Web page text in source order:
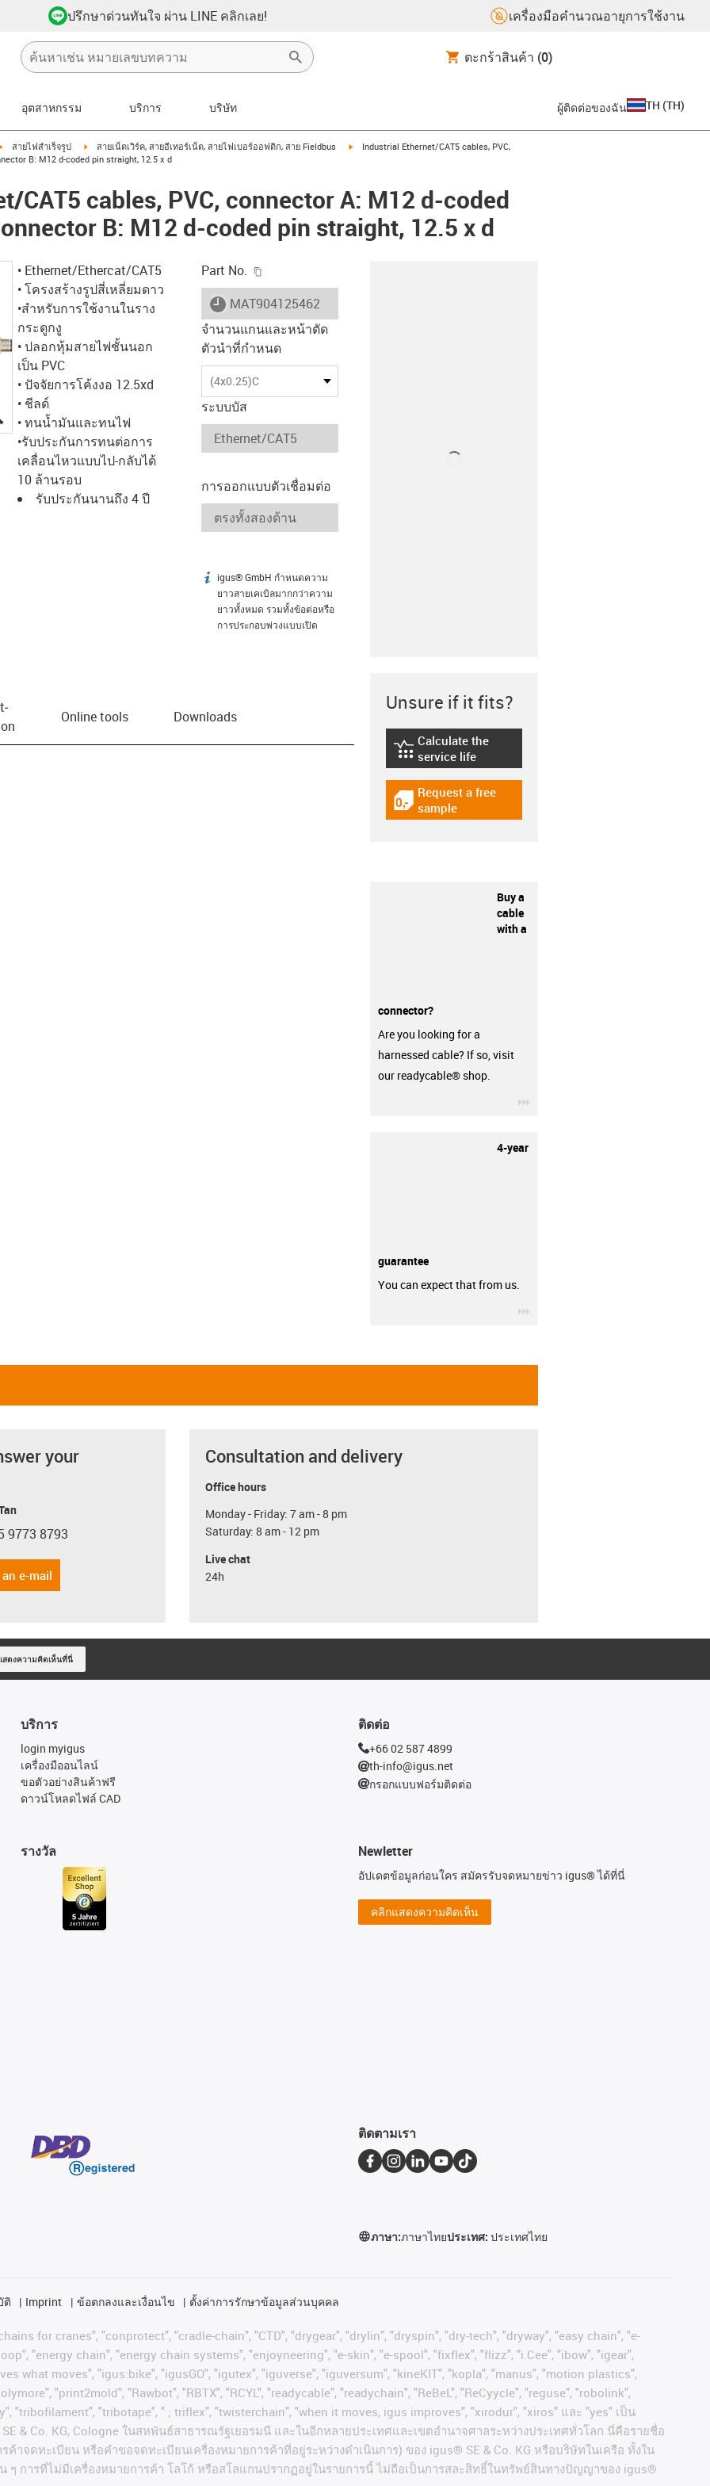
ปรึกษาด่วนทันใจ ผ่าน LINE คลิกเลย! เครื่องมือคำนวณอายุการใช้งาน
ตะกร้าสินค้า (0)
อุตสาหกรรม บริการ บริษัท ผู้ติดต่อของฉัน TH (TH)
igus-icon-arrow-right
สายไฟสำเร็จรูป igus-icon-arrow-right
สายเน็ตเวิร์ค, สายอีเทอร์เน็ต, สายไฟเบอร์ออฟติก, สาย Fieldbus igus-icon-arrow-right
Industrial Ethernet/CAT5 cables, PVC,
B: M12 d-coded pin straight, 12.5 x d
CAT5 cables, PVC, connector A: M12 d-coded
B: M12 d-coded pin straight, 12.5 x d
igus-icon-lupe
• Ethernet/Ethercat/CAT5
• โครงสร้างรูปสี่เหลี่ยมดาว
•สำหรับการใช้งานในราง
กระดูกงู
• ปลอกหุ้มสายไฟชั้นนอก
เป็น PVC
• ปัจจัยการโค้งงอ 12.5xd
• ชีลด์
• ทนน้ำมันและทนไฟ
•รับประกันการทนต่อการ
เคลื่อนไหวแบบไป-กลับได้
10 ล้านรอบ
รับประกันนานถึง 4 ปี
Part No.
igus-icon-lieferzeit
MAT904125462
จำนวนแกนและหน้าตัด
ตัวนำที่กำหนด
(4x0.25)C
ระบบบัส
การออกแบบตัวเชื่อมต่อ
igus-icon-info
igus® GmbH กำหนดความ
ยาวสายเคเบิลมากกว่าความ
ยาวทั้งหมด รวมทั้งข้อต่อหรือ
การประกอบพ่วงแบบเปิด
Online tools Downloads
Unsure if it fits?
igus-icon-lebensdauerrechner
Calculate the
service life
igus-icon-gratismuster
Request a free
sample
Buy a
cable
with a
connector?
Are you looking for a
harnessed cable? If so, visit
our readycable® shop.
4-year
guarantee
You can expect that from us.
your
phone
9773 8793
e-mail
Consultation and delivery
Office hours
Monday - Friday: 7 am - 8 pm
Saturday: 8 am - 12 pm
Live chat
24h
สดงความคิดเห็นที่นี่
บริการ
login myigus
เครื่องมืออนไลน์
ขอตัวอย่างสินค้าฟรี
ดาวน์โหลดไฟล์ CAD
รางวัล
ติดต่อ
+66 02 587 4899
th-info@igus.net
กรอกแบบฟอร์มติดต่อ
Newletter
อัปเดตข้อมูลก่อนใคร สมัครรับจดหมายข่าว igus® ได้ที่นี่
คลิกแสดงความคิดเห็น
ติดตามเรา
ภาษา:ภาษาไทยประเทศ:ประเทศไทย
ติ Imprint ข้อตกลงและเงื่อนไข ตั้งค่าการรักษาข้อมูลส่วนบุคคล
for cranes", "conprotect", "cradle-chain", "CTD", "drygear", "drylin", "dryspin", "dry-tech", "dryway", "easy chain", "e-
"energy chain", "energy chain systems", "enjoyneering", "e-skin", "e-spool", "fixflex", "flizz", "i.Cee", "ibow", "igear",
what moves", "igus:bike", "igusGO", "igutex", "iguverse", "iguversum", "kineKIT", "kopla", "manus", "motion plastics",
"print2mold", "Rawbot", "RBTX", "RCYL", "readycable", "readychain", "ReBeL", "ReCyycle", "reguse", "robolink",
"tribofilament", "tribotape", " ; triflex", "twisterchain", "when it moves, igus improves", "xirodur", "xiros" และ "yes" เป็น
& Co. KG, Cologne ในสหพันธ์สาธารณรัฐเยอรมนี และในอีกหลายประเทศและเขตอํานาจศาลระหว่างประเทศทั่วโลก นี่คือรายชื่อ
รค้าจดทะเบียน หรือคำขอจดทะเบียนเครื่องหมายการค้าที่อยู่ระหว่างดำเนินการ) ของ igus® SE & Co. KG หรือบริษัทในเครือ ทั้งใน
ๆ การที่ไม่มีเครื่องหมายการค้า โลโก้ หรือสโลแกนปรากฏอยู่ในรายการนี้ ไม่ถือเป็นการสละสิทธิ์ในทรัพย์สินทางปัญญาของ igus®